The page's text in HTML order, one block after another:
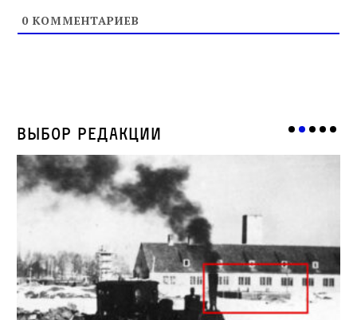
0 КОММЕНТАРИЕВ
Выбор редакции